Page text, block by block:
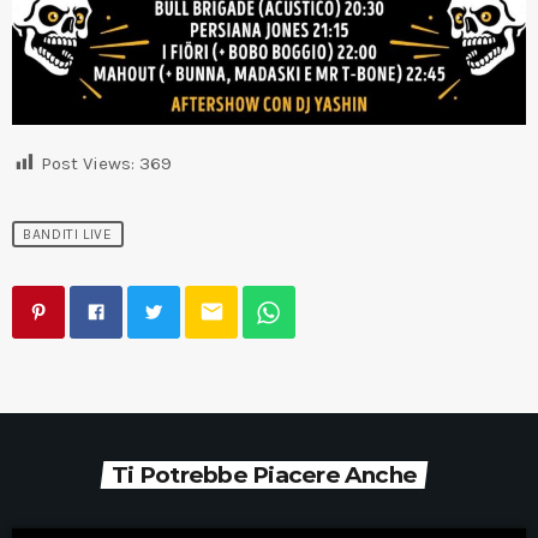
Post Views: 369
BANDITI LIVE
email
Ti Potrebbe Piacere Anche